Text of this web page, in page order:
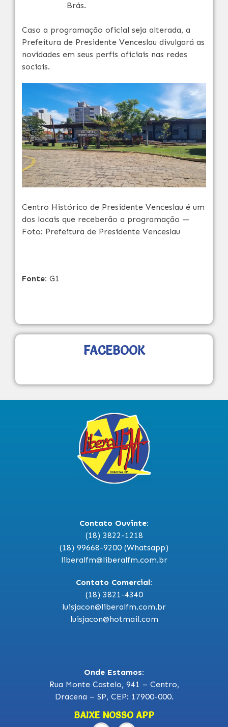
Brás.
Caso a programação oficial seja alterada, a
Prefeitura de Presidente Venceslau divulgará as
novidades em seus perfis oficiais nas redes
sociais.
Centro Histórico de Presidente Venceslau é um
dos locais que receberão a programação —
Foto: Prefeitura de Presidente Venceslau
Fonte: G1
FACEBOOK
Contato Ouvinte:
(18) 3822-1218
(18) 99668-9200 (Whatsapp)
liberalfm@liberalfm.com.br
Contato Comercial:
(18) 3821-4340
luisjacon@liberalfm.com.br
luisjacon@hotmail.com
Onde Estamos:
Rua Monte Castelo, 941 – Centro,
Dracena – SP, CEP: 17900-000.
BAIXE NOSSO APP